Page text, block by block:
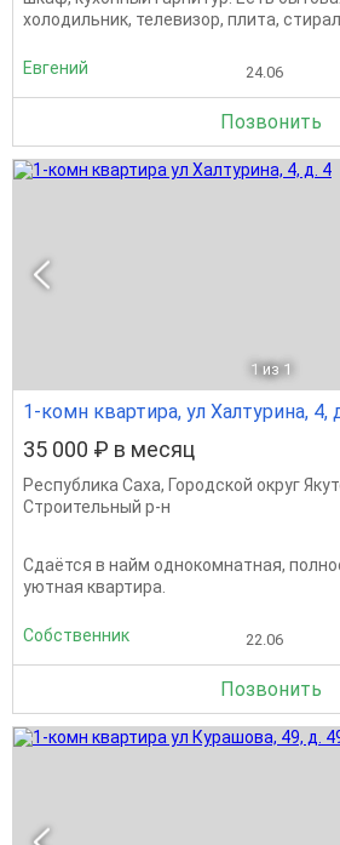
холодильник, телевизор, плита,
Евгений 24.06
Позвонить
1 из 1
1-комн квартира, ул Халтурина, 4,
35 000 ₽ в месяц
Республика Саха, Городской округ
Строительный р-н
Сдаётся в найм однокомнатная,
уютная квартира.
Собственник 22.06
Позвонить